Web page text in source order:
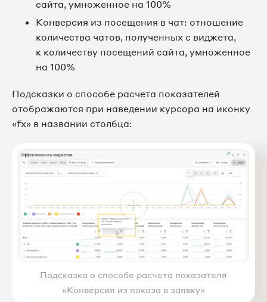
сайта, умноженное на 100%
Конверсия из посещения в чат: отношение
количества чатов, полученных с виджета,
к количеству посещений сайта, умноженное
на 100%
Подсказки о способе расчета показателей
отображаются при наведении курсора на иконку
«fx» в названии столбца:
Подсказка о способе расчета показателя
«Конверсия из показа в заявку»